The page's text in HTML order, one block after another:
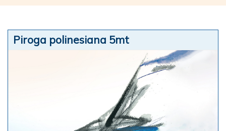
Piroga polinesiana 5mt